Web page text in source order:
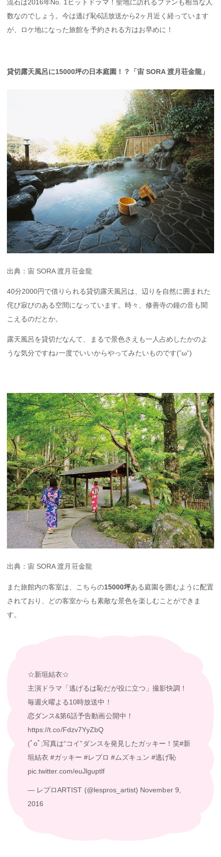
流石は2016年No. 1ヒットドラマ！聖地に訪れるファンも相当な人
数なのでしょう。今は逃げ恥6話放送から2ヶ月近く経っています
が、ロケ地になった旅館を予約される方はお早めに！
貸切露天風呂に15000坪の日本庭園！？「宙 SORA 渡月荘金龍」
出典：宙 SORA 渡月荘金龍
40分2000円で借りられる貸切露天風呂は、辺りを自然に囲まれた
侘び寂びのある空間になっています。時々、修善寺の鐘の音も聞
こえるのだとか。
露天風呂を貸切だなんて、まるで景色さえも一人占めしたかのよ
うな気分ですね♪一度でいいからやってみたいものです(˘ω˘)
出典：宙 SORA 渡月荘金龍
また旅館内の客室は、こちらの15000坪ある庭園を囲むように配置
されており、どの客室からも素敵な景色を楽しむことができま
す。
☆新垣結衣☆
主演ドラマ「逃げるは恥だが役に立つ」撮影快調！
毎週火曜よる10時放送中！
恋ダンス&第6話予告動画公開中！
https://t.co/Fdzv7YyZbQ
(ﾟoﾟ;写真は“コイ”ダンスを発見したガッキー！笑#新
垣結衣 #ガッキー #レプロ #ムズキュン #逃げ恥
pic.twitter.com/euJlguptlf
— レプロARTIST (@lespros_artist) November 9,
2016